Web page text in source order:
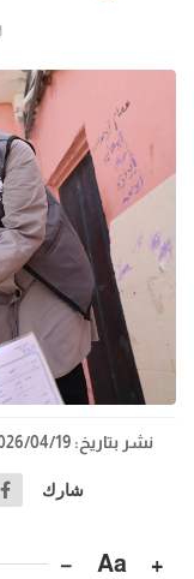
نشر بتاريخ: 2026/04/19
شارك
+
Aa
−